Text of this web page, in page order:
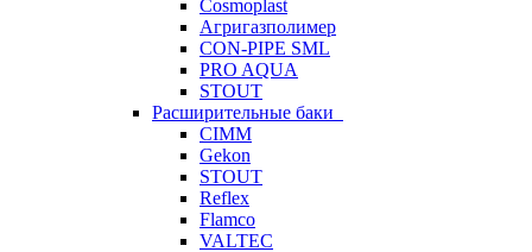
Cosmoplast
Агригазполимер
CON-PIPE SML
PRO AQUA
STOUT
Расширительные баки
CIMM
Gekon
STOUT
Reflex
Flamco
VALTEC